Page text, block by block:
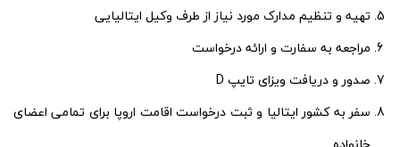
تهیه و تنظیم مدارک مورد نیاز از طرف وکیل ایتالیایی
مراجعه به سفارت و ارائه درخواست
صدور و دریافت ویزای تایپ D
سفر به کشور ایتالیا و ثبت درخواست اقامت اروپا برای تمامی اعضای